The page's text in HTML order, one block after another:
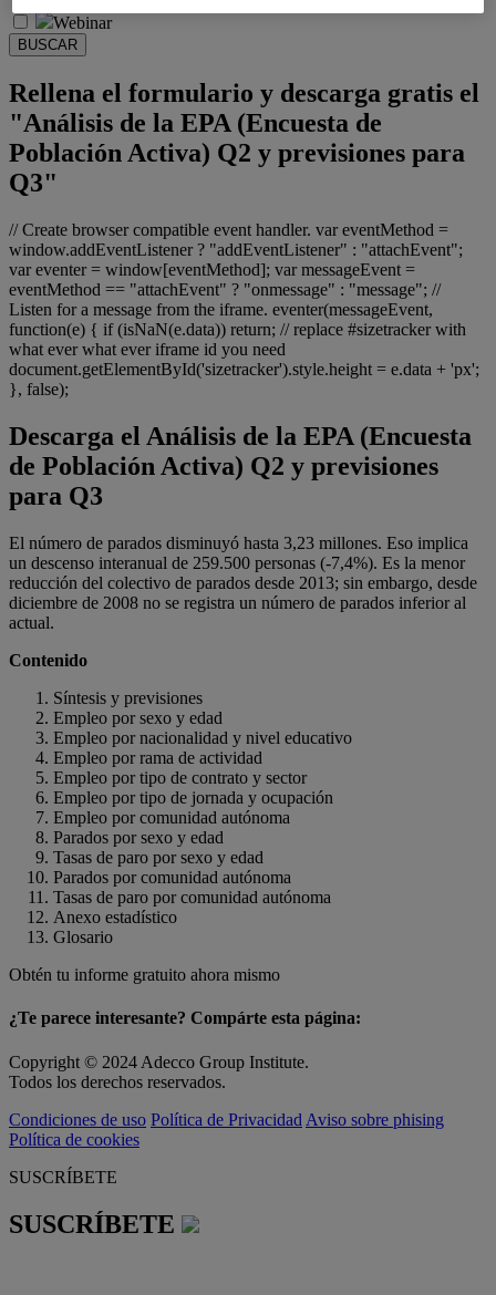
Webinar
BUSCAR
Rellena el formulario y descarga gratis el
"Análisis de la EPA (Encuesta de
Población Activa) Q2 y previsiones para
Q3"
// Create browser compatible event handler. var eventMethod =
window.addEventListener ? "addEventListener" : "attachEvent";
var eventer = window[eventMethod]; var messageEvent =
eventMethod == "attachEvent" ? "onmessage" : "message"; //
Listen for a message from the iframe. eventer(messageEvent,
function(e) { if (isNaN(e.data)) return; // replace #sizetracker with
what ever what ever iframe id you need
document.getElementById('sizetracker').style.height = e.data + 'px';
}, false);
Descarga el Análisis de la EPA (Encuesta
de Población Activa) Q2 y previsiones
para Q3
El número de parados disminuyó hasta 3,23 millones. Eso implica
un descenso interanual de 259.500 personas (-7,4%). Es la menor
reducción del colectivo de parados desde 2013; sin embargo, desde
diciembre de 2008 no se registra un número de parados inferior al
actual.
Contenido
Síntesis y previsiones
Empleo por sexo y edad
Empleo por nacionalidad y nivel educativo
Empleo por rama de actividad
Empleo por tipo de contrato y sector
Empleo por tipo de jornada y ocupación
Empleo por comunidad autónoma
Parados por sexo y edad
Tasas de paro por sexo y edad
Parados por comunidad autónoma
Tasas de paro por comunidad autónoma
Anexo estadístico
Glosario
Obtén tu informe gratuito ahora mismo
¿Te parece interesante? Compárte esta página:
Copyright © 2024 Adecco Group Institute.
Todos los derechos reservados.
Condiciones de uso Política de Privacidad Aviso sobre phising
Política de cookies
SUSCRÍBETE
SUSCRÍBETE